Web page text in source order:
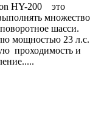
HY-200 это
множество
шасси.
мощностью 23 л.с.
проходимость и